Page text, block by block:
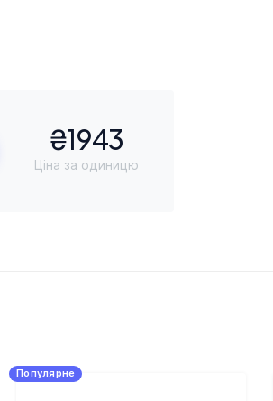
₴1943
Ціна за одиницю
Популярне